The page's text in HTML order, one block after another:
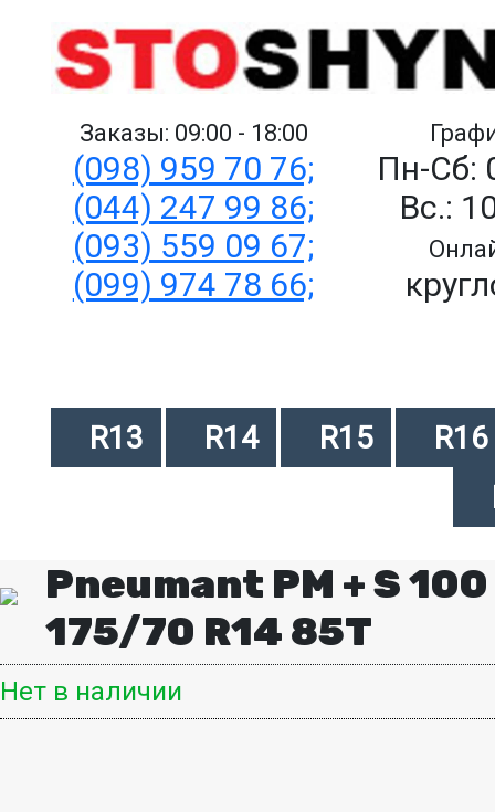
Заказы: 09:00 - 18:00
(098) 959 70 76;
(044) 247 99 86;
(093) 559 09 67;
(099) 974 78 66;
Пн-Сб:
Вс.:
R13 R14 R15
R16
Pneumant PM + S 100
175/70 R14 85T
Нет в наличии